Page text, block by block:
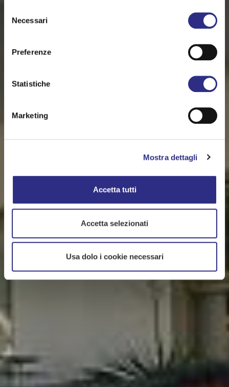
delNecessari
Preferenze
Statistiche
Marketing
Mostra dettagli
Accetta tutti
Accetta selezionati
Usa dolo i cookie necessari